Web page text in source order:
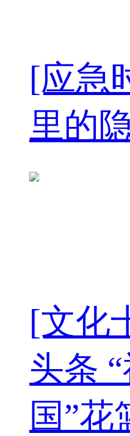
[应急
里的
[文化
头条
国”花